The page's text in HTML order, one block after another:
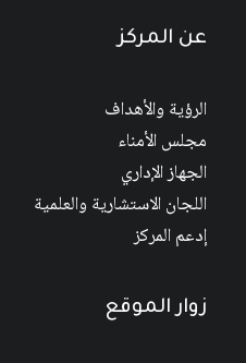
عن المركز
الرؤية والأهداف
مجلس الأمناء
الجهاز الإداري
اللجان الاستشارية والعلمية
إدعم المركز
زوار الموقع